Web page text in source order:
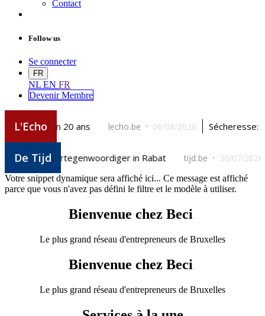
Contact
Follow us
Se connecter
FR
NL EN FR
Devenir Membre
Votre snippet dynamique sera affiché ici... Ce message est affiché
parce que vous n'avez pas défini le filtre et le modèle à utiliser.
Bienvenue chez Beci
Le plus grand réseau d'entrepreneurs de Bruxelles
Bienvenue chez Beci
Le plus grand réseau d'entrepreneurs de Bruxelles